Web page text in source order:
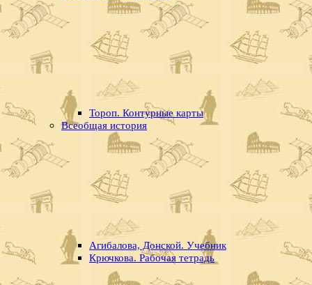
Тороп. Контурные карты
Всеобщая история
Агибалова, Донской. Учебник
Крючкова. Рабочая тетрадь